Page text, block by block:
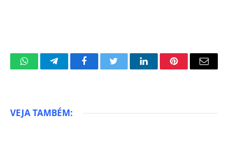
WhatsAppTelegramFacebookTwitter LinkedInPinterestEmail
VEJA TAMBÉM: